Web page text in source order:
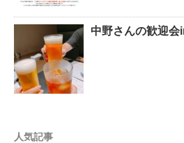
中野さんの歓迎
人気記事